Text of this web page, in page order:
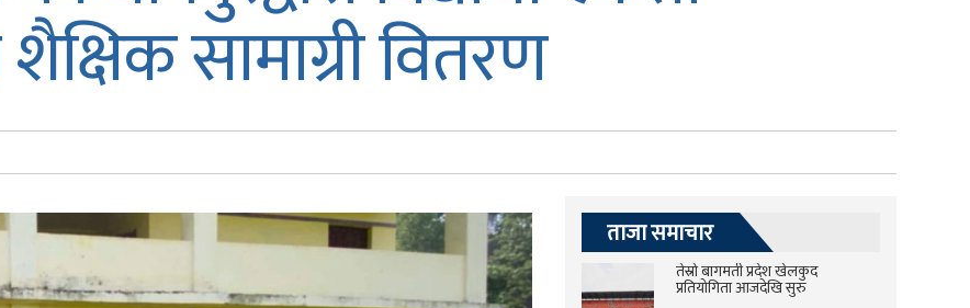
सामाग्री वितरण
ताजा समाचार
तेस्रो बागमती प्रदेश खेलकुद
प्रतियोगिता आजदेखि सुरु